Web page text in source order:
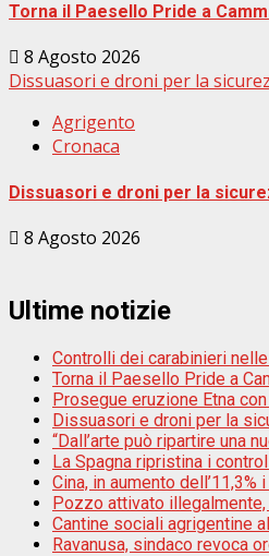
Torna il Paesello Pride a
8 Agosto 2026
Dissuasori e droni per la
Agrigento
Cronaca
Dissuasori e droni per la
8 Agosto 2026
Ultime notizie
Controlli dei carabinieri
Torna il Paesello Pride a
Prosegue eruzione Etna
Dissuasori e droni per la
“Dall’arte può ripartire una
La Spagna ripristina i
Cina, in aumento
Pozzo attivato
Cantine sociali agrigentine
Ravanusa, sindaco revoca